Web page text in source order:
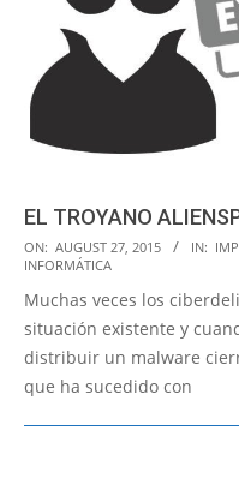
EL TROYANO
2015-
08-
27
ON: AUGUST 27, 2015 IN:
INFORMÁTICA
Muchas veces los
situación existente y
distribuir un malware
que ha sucedido con